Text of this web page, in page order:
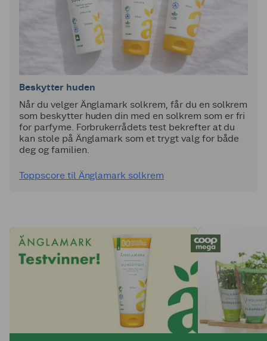
Beskytter huden
Når du velger Änglamark solkrem, får du en solkrem
som beskytter huden din med en solkrem som er fri
for parfyme. Forbrukerrådets test bekrefter at du
kan stole på Änglamark som et trygt valg for både
deg og familien.
Toppscore til Änglamark solkrem